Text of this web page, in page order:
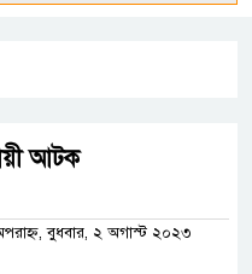
আটক
বুধবার, ২ অগাস্ট ২০২৩